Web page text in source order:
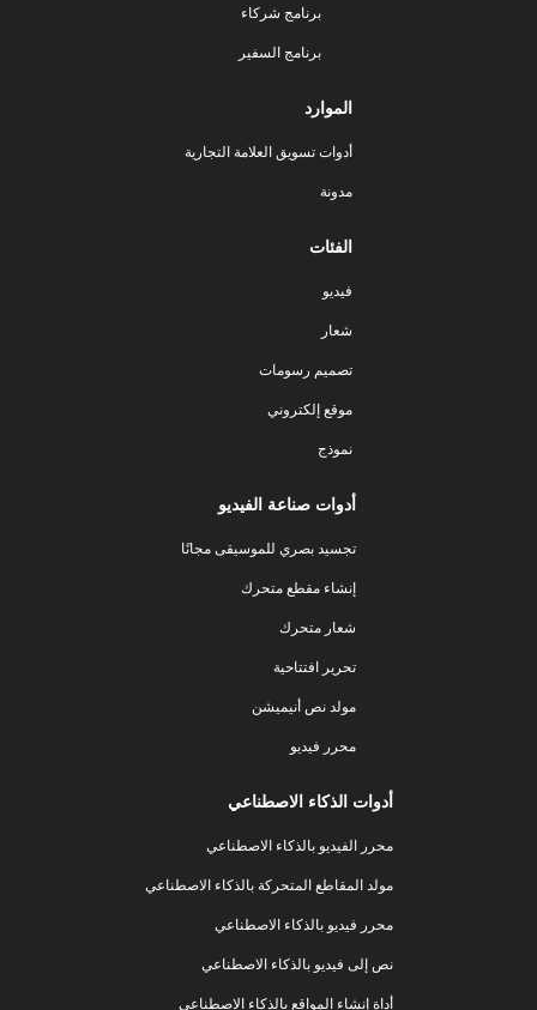
برنامج شركاء
برنامج السفير
الموارد
أدوات تسويق العلامة التجارية
مدونة
الفئات
فيديو
شعار
تصميم رسومات
موقع إلكتروني
نموذج
أدوات صناعة الفيديو
تجسيد بصري للموسيقى مجانًا
إنشاء مقطع متحرك
شعار متحرك
تحرير افتتاحية
مولد نص أنيميشن
محرر فيديو
أدوات الذكاء الاصطناعي
محرر الفيديو بالذكاء الاصطناعي
مولد المقاطع المتحركة بالذكاء الاصطناعي
محرر فيديو بالذكاء الاصطناعي
نص إلى فيديو بالذكاء الاصطناعي
أداة إنشاء المواقع بالذكاء الاصطناعي